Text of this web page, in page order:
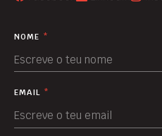
NOME *
EMAIL *